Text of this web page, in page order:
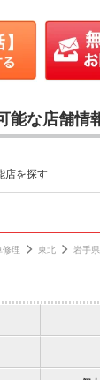
能な店舗情
店を探す
修理 東北 岩手県